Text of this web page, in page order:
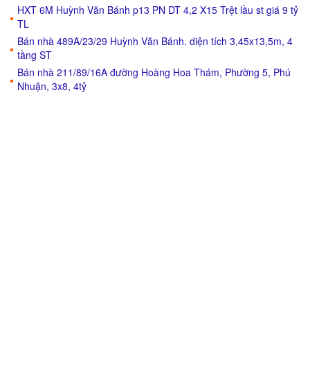
HXT 6M Huỳnh Văn Bánh p13 PN DT 4,2 X15 Trệt lầu st giá 9 tỷ
TL
Bán nhà 489A/23/29 Huỳnh Văn Bánh. diện tích 3,45x13,5m, 4
tầng ST
Bán nhà 211/89/16A đường Hoàng Hoa Thám, Phường 5, Phú
Nhuận, 3x8, 4tỷ